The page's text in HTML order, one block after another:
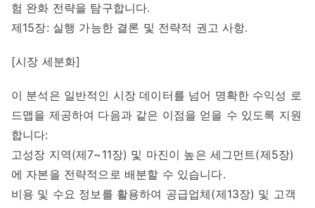
험 완화 전략을 탐구합니다.
제15장: 실행 가능한 결론 및 전략적 권고 사항.
[시장 세분화]
이 분석은 일반적인 시장 데이터를 넘어 명확한 수익성 로
드맵을 제공하여 다음과 같은 이점을 얻을 수 있도록 지원
합니다:
고성장 지역(제7~11장) 및 마진이 높은 세그먼트(제5장)
에 자본을 전략적으로 배분할 수 있습니다.
비용 및 수요 정보를 활용하여 공급업체(제13장) 및 고객